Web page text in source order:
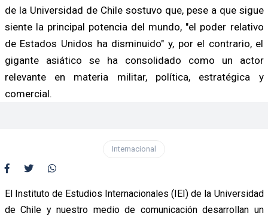
de la Universidad de Chile sostuvo que, pese a que sigue
siente la principal potencia del mundo, "el poder relativo
de Estados Unidos ha disminuido" y, por el contrario, el
gigante asiático se ha consolidado como un actor
relevante en materia militar, política, estratégica y
comercial.
Internacional
El Instituto de Estudios Internacionales (IEI) de la Universidad
de Chile y nuestro medio de comunicación desarrollan un